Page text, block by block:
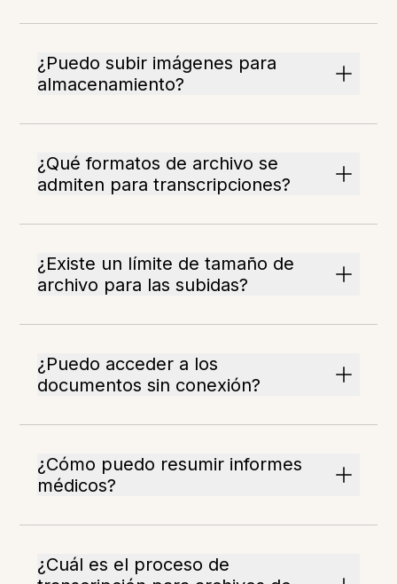
¿Puedo subir imágenes para
almacenamiento?
¿Qué formatos de archivo se
admiten para transcripciones?
¿Existe un límite de tamaño de
archivo para las subidas?
¿Puedo acceder a los
documentos sin conexión?
¿Cómo puedo resumir informes
médicos?
¿Cuál es el proceso de